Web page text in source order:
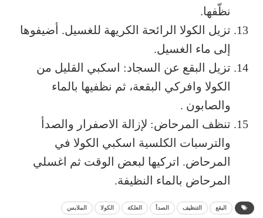
نظّفها.
تزيل الكولا الرائحة الكريهة للغسيل. أضيفوها
إلى ماء الغسيل.
تزيل البقع عن السجاد: اسكبي القليل من
الكولا وافركي البقعة، ثم نظفيها بالماء
والصابون .
تنظف المرحاض: لإزالة الاصفرار والصدأ
والترسبات الكلسية اسكبي الكولا في
المرحاض. اتركيها لبعض الوقت ثم اغسلي
المرحاض بالماء النظيفة.
البقع التنظيف الصدأ العلكة الكولا الملابس